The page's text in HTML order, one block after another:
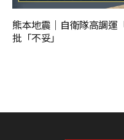
熊本地震｜自衛隊高調運
批「不妥」